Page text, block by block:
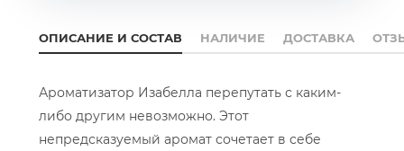
ОПИСАНИЕ И СОСТАВ НАЛИЧИЕ ДОСТАВКА
Ароматизатор Изабелла перепутать с каким-
либо другим невозможно. Этот
непредсказуемый аромат сочетает в себе